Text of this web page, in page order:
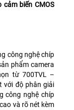
cảm biến CMOS
công nghệ chíp
phẩm camera
từ 700TVL –
với độ phân giải
công nghệ chíp
và rõ nét kèm